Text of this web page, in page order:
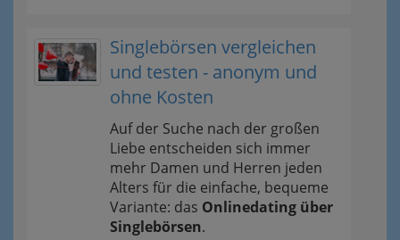
Singlebörsen vergleichen
und testen - anonym und
ohne Kosten
Auf der Suche nach der großen
Liebe entscheiden sich immer
mehr Damen und Herren jeden
Alters für die einfache, bequeme
Variante: das Onlinedating über
Singlebörsen.